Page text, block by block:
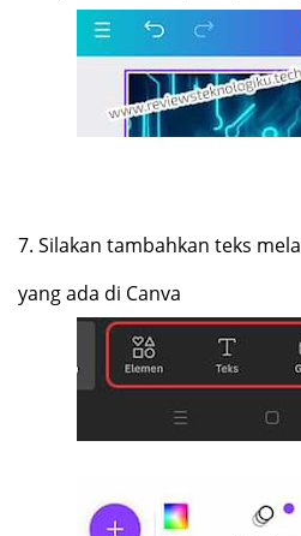
7. Silakan tambahkan teks
yang ada di Canva